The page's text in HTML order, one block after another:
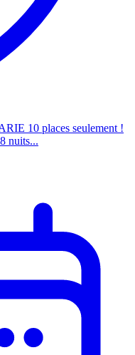
10 places seulement !
nuits...